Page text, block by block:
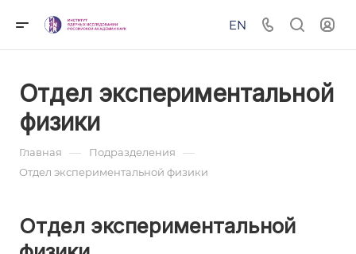
EN
Отдел экспериментальной
физики
Главная — Подразделения —
Отдел экспериментальной физики
Отдел экспериментальной